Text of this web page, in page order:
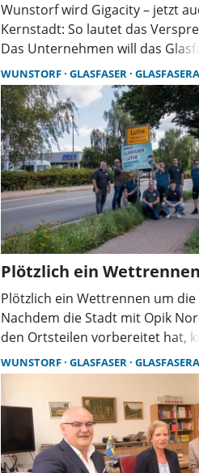
Wunstorf wird Gigacity – jetzt
Kernstadt: So lautet das
Das Unternehmen will das
erweitern. Sprecherin Nicole
den Ausbau und betont: Fairer
offene Netze sind Teil der
WUNSTORF GLASFASER
Plötzlich ein Wettrennen
Plötzlich ein Wettrennen um die
Nachdem die Stadt mit Opik
den Ortsteilen vorbereitet hat,
Rasannnt von den Stadtwerken
Ausbaupläne an, ohne Quote,
WUNSTORF GLASFASER